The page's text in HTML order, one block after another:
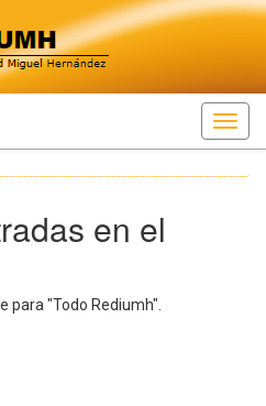
en el
para "Todo Rediumh".